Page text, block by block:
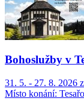
Bohoslužby v
31. 5. - 27. 8. 2026
Místo konání: